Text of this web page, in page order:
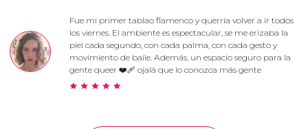
Fue mi primer tablao flamenco y querría volver a ir todos
los viernes. El ambiente es espectacular, se me erizaba la
piel cada segundo, con cada palma, con cada gesto y
movimiento de baile. Además, un espacio seguro para la
gente queer ❤️‍🩹 ojalá que lo conozca más gente